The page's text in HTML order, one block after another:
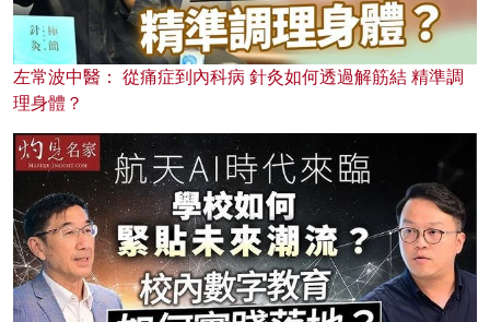
左常波中醫： 從痛症到內科病 針灸如何透過解筋結 精準調
理身體？